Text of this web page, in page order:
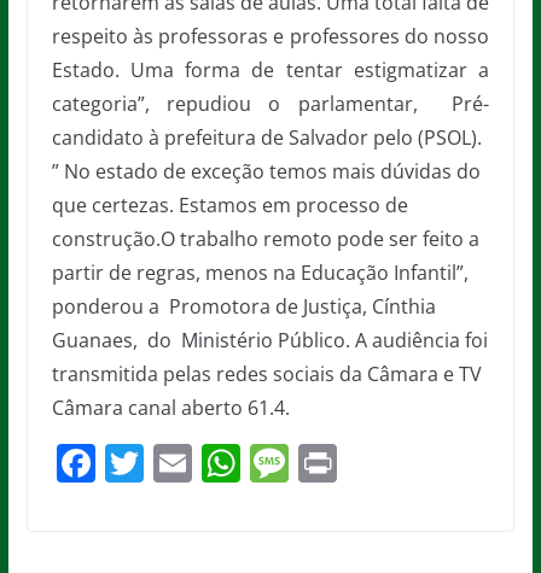
respeito às professoras e professores do nosso
Estado. Uma forma de tentar estigmatizar a
categoria”, repudiou o parlamentar, Pré-
candidato à prefeitura de Salvador pelo (PSOL).
” No estado de exceção temos mais dúvidas do
que certezas. Estamos em processo de
construção.O trabalho remoto pode ser feito a
partir de regras, menos na Educação Infantil”,
ponderou a Promotora de Justiça, Cínthia
Guanaes, do Ministério Público. A audiência foi
transmitida pelas redes sociais da Câmara e TV
Câmara canal aberto 61.4.
F T E W M Pr